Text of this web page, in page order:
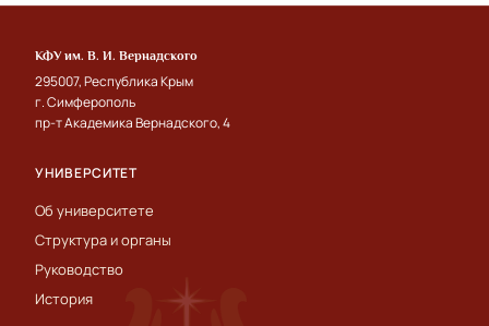
КФУ им. В. И. Вернадского
295007, Республика Крым
г. Симферополь
пр-т Академика Вернадского, 4
УНИВЕРСИТЕТ
Об университете
Структура и органы
Руководство
История